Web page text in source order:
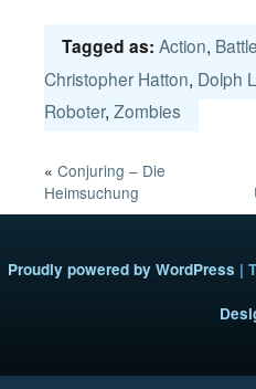
Tagged as: Action,
Christopher Hatton, Dolph
Roboter, Zombies
« Conjuring – Die
Heimsuchung
Proudly powered by WordPress |